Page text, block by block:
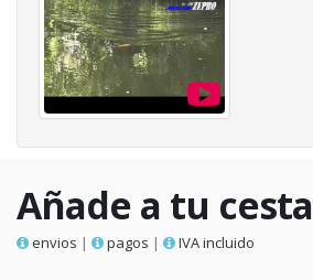
Añade a tu cesta
envios | pagos | IVA incluido